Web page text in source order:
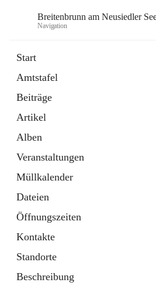
Breitenbrunn am Neusiedler
Navigation
Start
Amtstafel
Beiträge
Artikel
Alben
Veranstaltungen
Müllkalender
Dateien
Öffnungszeiten
Kontakte
Standorte
Beschreibung
18 Schnellzugriffe
Gemeindeservice